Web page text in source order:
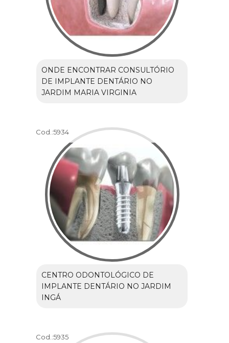
ONDE ENCONTRAR CONSULTÓRIO
DE IMPLANTE DENTÁRIO NO
JARDIM MARIA VIRGINIA
Cod.:5934
CENTRO ODONTOLÓGICO DE
IMPLANTE DENTÁRIO NO JARDIM
INGÁ
Cod.:5935